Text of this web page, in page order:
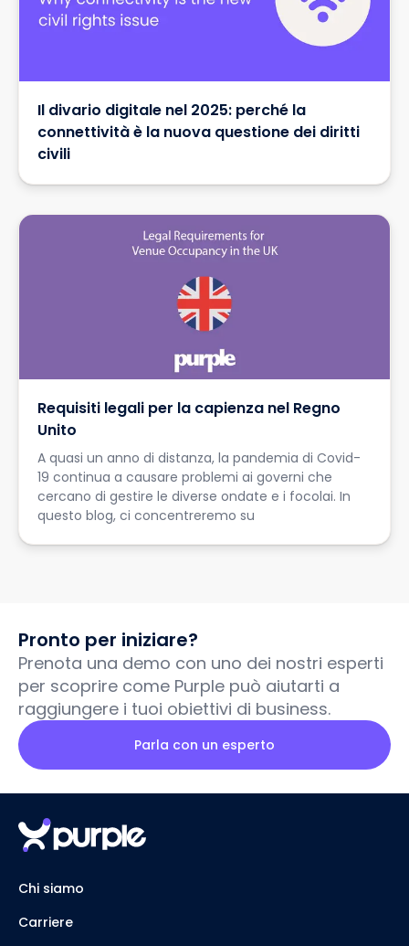
Il divario digitale nel 2025: perché la
connettività è la nuova questione dei diritti
civili
Requisiti legali per la capienza nel Regno
Unito
A quasi un anno di distanza, la pandemia di Covid-
19 continua a causare problemi ai governi che
cercano di gestire le diverse ondate e i focolai. In
questo blog, ci concentreremo su
Pronto per iniziare?
Prenota una demo con uno dei nostri esperti
per scoprire come Purple può aiutarti a
raggiungere i tuoi obiettivi di business.
Parla con un esperto
Chi siamo
Carriere